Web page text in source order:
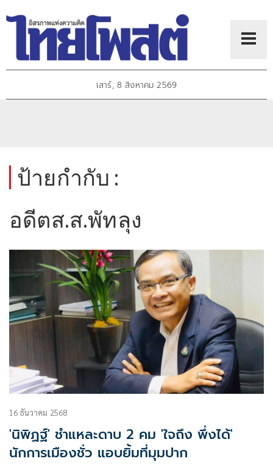
เสาร์, 8 สิงหาคม 2569
ป้ายกำกับ :
อดีตส.ส.พัทลุง
16 ธันวาคม 2568
'นิพิฏฐ์' ชำแหละดาบ 2 คม 'ใจถึง พึ่งได้'
นักการเมืองชั่ว แอบยิ้มที่มุมปาก